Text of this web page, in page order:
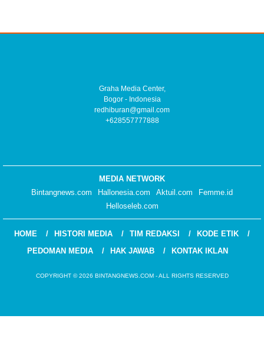
Graha Media Center,
Bogor - Indonesia
redhiburan@gmail.com
+628557777888
MEDIA NETWORK
Bintangnews.com
Hallonesia.com Aktuil.com
Femme.id
Helloseleb.com
HOME HISTORI MEDIA TIM REDAKSI
KODE ETIK
PEDOMAN MEDIA
HAK JAWAB KONTAK IKLAN
COPYRIGHT © 2026 BINTANGNEWS.COM - ALL RIGHTS RESERVED